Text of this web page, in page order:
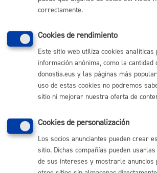
Sebastián
010
(gratuito desde Donostia / San Sebastián)
(+34) 943 481 000
Buzón de la ciudadanía
Informar de un error en la web
Enlaces útiles
Ofertas de empleo
Perfil del contratante
Sede electrónica
correctamente.
Cookies de rendimiento
Este sitio web utiliza cookies
información anónima, como la cantidad
donostia.eus y las páginas más
uso de estas cookies no podremos
sitio ni mejorar nuestra oferta de
Cookies de personalización
Los socios anunciantes pueden crear
sitio. Dichas compañías pueden
de sus intereses y mostrarle anuncios